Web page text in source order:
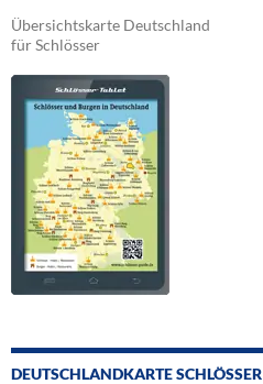
Übersichtskarte Deutschland
für Schlösser
DEUTSCHLANDKARTE SCHLÖSSER